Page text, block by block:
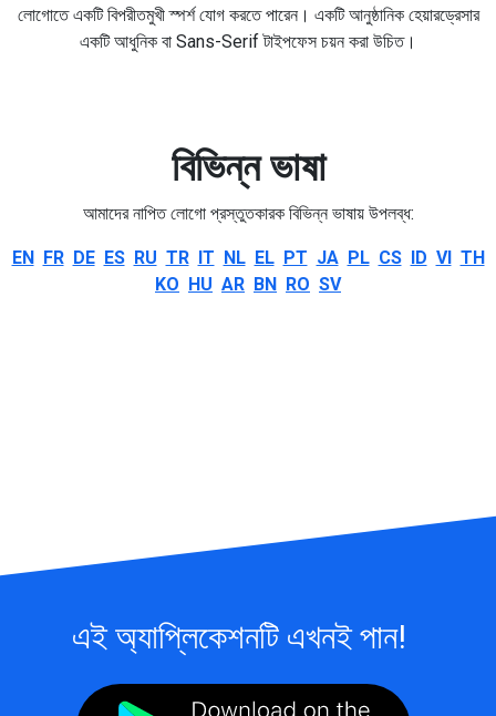
লোগোতে একটি বিপরীতমুখী স্পর্শ যোগ করতে পারেন। একটি আনুষ্ঠানিক হেয়ারড্রেসার
একটি আধুনিক বা Sans-Serif টাইপফেস চয়ন করা উচিত।
বিভিন্ন ভাষা
আমাদের নাপিত লোগো প্রস্তুতকারক বিভিন্ন ভাষায় উপলব্ধ:
EN FR DE ES RU TR IT NL EL PT JA PL CS ID VI TH
KO HU AR BN RO SV
এই অ্যাপ্লিকেশনটি এখনই পান!